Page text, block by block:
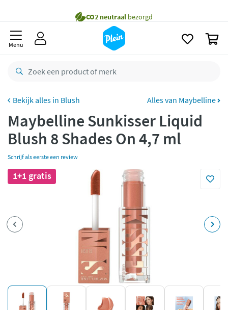
besteld,
Gratisretourneren
Betaal met Klarna
Menu
Blush Alles van Maybelline
Maybelline Sunkisser Liquid
Blush 8 Shades On 4,7 ml
Schrijf als eerste een review
1+1 gratis